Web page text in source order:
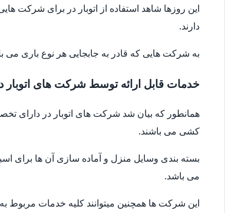
این روزها شاهد استفاده از اتوبار در برای شرکت
دارند.
به شرکت هایی که قادر به جابجایی هر نوع باری می
خدمات قابل ارائه توسط شرکت های
همانطور که بیان شد شرکت های اتوبار در دارای
کشی می باشند.
بسته بندی وسایل منزل و آماده سازی آن ها برای
می باشد.
این شرکت ها همچنین میتوانند کلیه خدمات مربوط